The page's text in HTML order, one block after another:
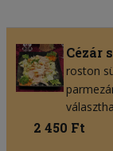
Cézár
roston
2 450 Ft